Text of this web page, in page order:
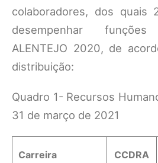
colaboradores, dos quais
desempenhar
ALENTEJO 2020, de
distribuição:
Quadro 1- Recursos
31 de março de 2021
Carreira CCDRA